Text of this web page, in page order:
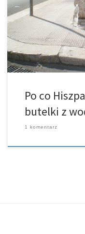
wyspach należących do
jak dla nas dosyć
litrowych przed swoje
Po co
butelki z
1 komentarz